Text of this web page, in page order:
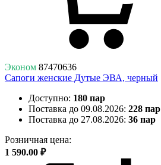
Эконом 87470636
Сапоги женские Дутые ЭВА, черный
Доступно: 180 пар
Поставка до 09.08.2026: 228 пар
Поставка до 27.08.2026: 36 пар
Розничная цена:
1 590.00 ₽